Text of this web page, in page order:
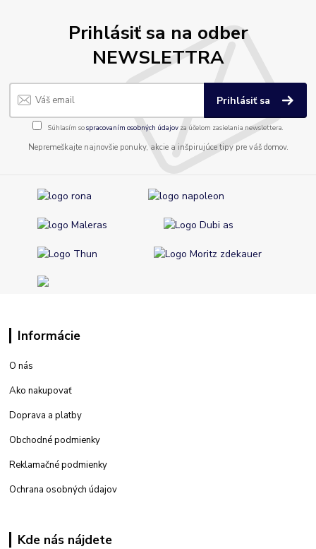
Prihlásiť sa na odber
NEWSLETTRA
Prihlásiť sa
Súhlasím sospracovaním osobných údajov za účelom zasielania newslettera.
Nepremeškajte najnovšie ponuky, akcie a inšpirujúce tipy pre váš domov.
Informácie
O nás
Ako nakupovať
Doprava a platby
Obchodné podmienky
Reklamačné podmienky
Ochrana osobných údajov
Kde nás nájdete